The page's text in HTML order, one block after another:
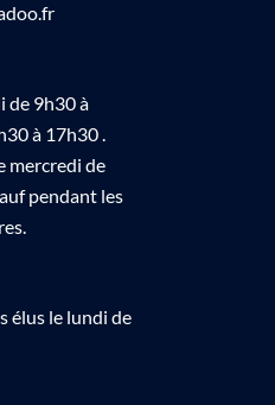
de 9h30 à
à 17h30 .
mercredi de
pendant les
élus le lundi de